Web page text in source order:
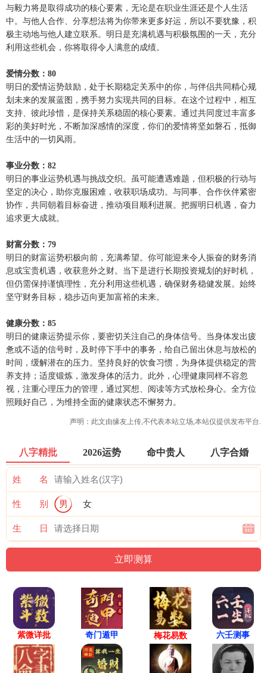
与毅力将是取得成功的核心要素，无论是在职业生涯还是个人生活
中。与他人合作、分享想法将为你带来更多好运，所以不要犹豫，积
极主动地与他人建立联系。明日是充满机遇与积极氛围的一天，充分
利用这些机会，你将取得令人满意的成绩。
爱情分数：80
明日的爱情运势鼓励，处于长期稳定关系中的你，与伴侣共同精心规
划未来的发展蓝图，携手努力实现共同的目标。在这个过程中，相互
支持、彼此珍惜，是保持关系稳固的核心要素。通过共同度过丰富多
彩的美好时光，不断加深感情的深度，你们的爱情将坚如磐石，抵御
生活中的一切风雨。
事业分数：82
明日的事业运势机遇与挑战交织。虽可能遭遇难题，但积极的行动与
坚定的决心，助你克服困难，收获职场成功。与同事、合作伙伴紧密
协作，共同朝着目标奋进，推动项目顺利进展。把握明日机遇，奋力
追求更大成就。
财富分数：79
明日的财富运势积极向前，充满希望。你可能迎来令人振奋的财务消
息或宝贵机遇，收获意外之财。当下是进行长期投资规划的好时机，
但仍需保持谨慎理性，充分利用这些机遇，确保财务稳健发展。始终
坚守财务目标，稳步迈向更加富裕的未来。
健康分数：85
明日的健康运势提示你，要密切关注自己的身体信号。当身体发出疲
惫或不适的信号时，及时停下手中的事务，给自己留出休息与放松的
时间，缓解潜在的压力。坚持良好的饮食习惯，为身体提供稳定的营
养支持；适度锻炼，激发身体的活力。此外，心理健康同样不容忽
视，注重心理压力的管理，通过冥想、阅读等方式放松身心。全方位
照顾好自己，为维持全面的健康状态不懈努力。
声明：此文由缘友上传,不代表本站立场,本站仅提供发布平台.
八字精批 2026运势 命中贵人 八字合婚
姓 名
性 别 男 女
生 日
紫微详批 奇门遁甲 梅花易数 六壬测事